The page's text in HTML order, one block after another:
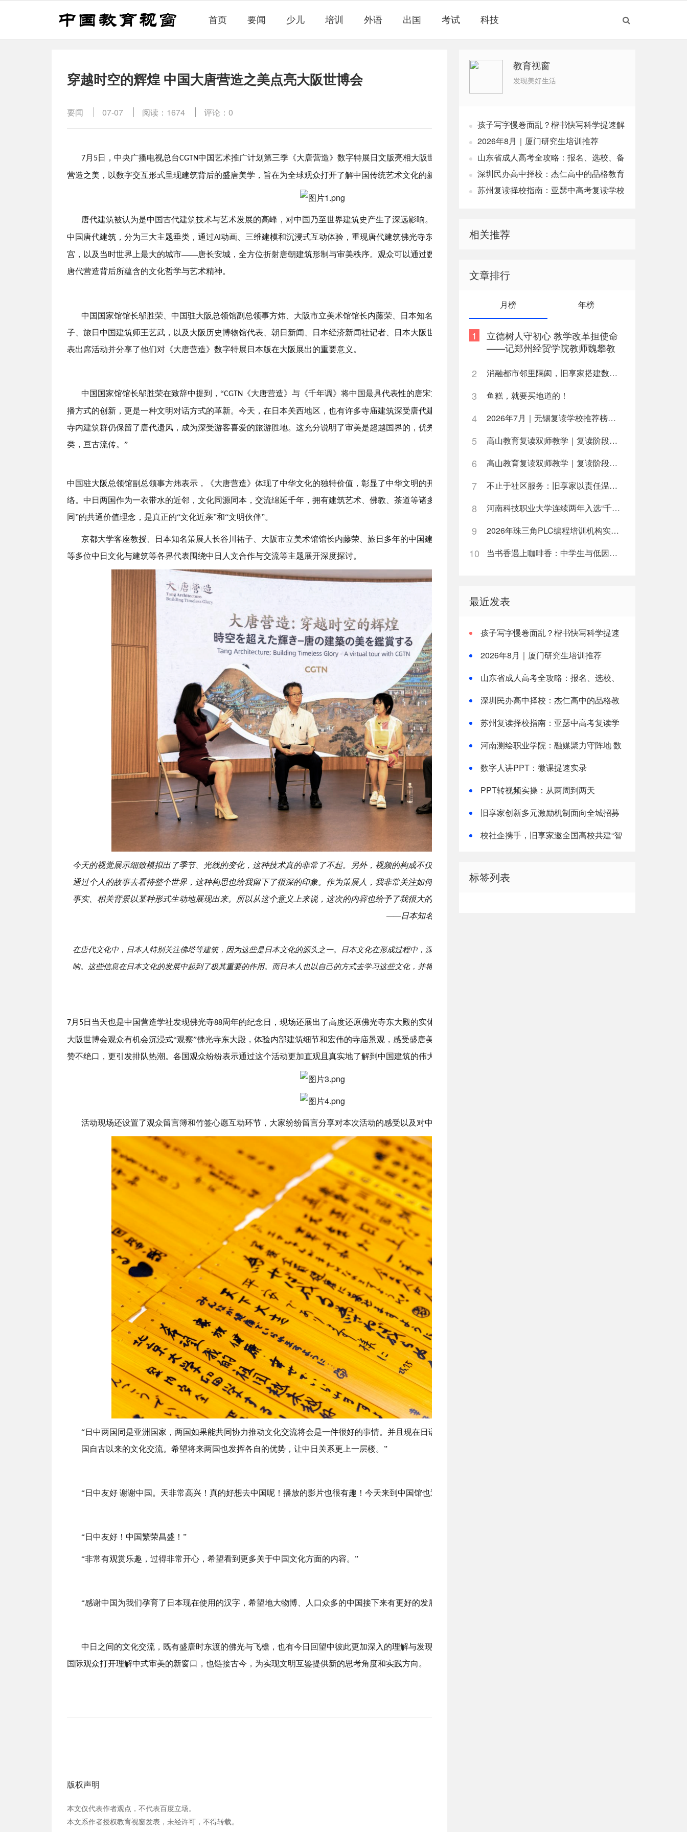
首页 要闻 少儿 培训 外语 出国 考试 科技
穿越时空的辉煌 中国大唐营造之美点亮大阪世博会
要闻 07-07 阅读：1674 评论：0
7月 5日，中央广播电视总台CGTN中国艺术推广计划第三季《大唐营造》数字特展日文版亮相大阪世博会中国馆。该数字特展围绕唐代木构
营造之美，以数字交互形式呈现建筑背后的盛唐美学，旨在为全球观众打开了解中国传统艺术文化的新窗口。
唐代建筑被认为是中国古代建筑技术与艺术发展的高峰，对中国乃至世界建筑史产生了深远影响。此次发布的
中国唐代建筑，分为三大主题垂类，通过AI 动画、三维建模和沉浸式互动体验，重现唐代建筑佛光寺东大殿、代表盛唐风貌的群体建筑大明
宫，以及当时世界上最大的城市——唐长安城，全方位折射唐朝建筑形制与审美秩序。观众可以通过数字方式“走进”千年前的城市空间，理解
唐代营造背后所蕴含的文化哲学与艺术精神。
中国国家馆馆长邬胜荣、中国驻大阪总领馆副总领事方炜、大阪市立美术馆馆长内藤荣、日本知名策展人、京都大学客座教授长谷川祐
子、旅日中国建筑师王艺武，以及大阪历史博物馆代表、朝日新闻、日本经济新闻社记者、日本大阪世博会媒体推广负责人等中日文化各界代
表出席活动并分享了他们对《大唐营造》数字特展日本版在大阪展出的重要意义。
中国国家馆馆长邬胜荣在致辞中提到， “CGTN
《大唐营造》与《千年调》将中国最具代表性的唐宋文化艺术精粹推向世界。这不仅是一种传
播方式的创新，更是一种文明对话方式的革新。今天，在日本关西地区，也有许多寺庙建筑深受唐代建筑风格的影响。比如大阪的四天王寺，
寺内建筑群仍保留了唐代遗风，成为深受游客喜爱的旅游胜地。这充分说明了审美是超越国界的，优秀的传统文化超越民族和地域，属于全人
类，亘古流传。”
中国驻大阪总领馆副总领事方炜表示，《大唐营造》体现了中华文化的独特价值，彰显了中华文明的开放胸怀，展现了中日文化交融的千年脉
络。中日两国作为一衣带水的近邻，文化同源同本，交流绵延千年，拥有建筑艺术、佛教、茶道等诸多共同文化资产，还有
同”的共通价值理念，是真正的“文化近亲”和“文明伙伴”。
京都大学客座教授、日本知名策展人长谷川祐子、大阪市立美术馆馆长内藤荣、旅日多年的中国建筑师王艺武，以及大阪历史博物馆代表
等多位中日文化与建筑等各界代表围绕中日人文合作与交流等主题展开深度探讨。
今天的视觉展示细致模拟出了季节、光线的变化，这种技术真的非常了不起。另外，视频的构成不仅是从建筑或城市的角度来讲故事，而是
通过个人的故事去看待整个世界，这种构思也给我留下了很深的印象。作为策展人，我非常关注如何在人们无法身临其境的情况下，将历史
事实、相关背景以某种形式生动地展现出来。所以从这个意义上来说，这次的内容也给予了我很大的启发。
——日本知名策展人、京都大学客座教授长谷川祐子
在唐代文化中，日本人特别关注佛塔等建筑，因为这些是日本文化的源头之一。日本文化在形成过程中，深受来自中国、特别是遣唐使带回的信息影
响。这些信息在日本文化的发展中起到了极其重要的作用。而日本人也以自己的方式去学习这些文化，并将其融入自身的文化体系中。
7月 5日当天也是中国营造学社发现佛光寺88周年的纪念日，现场还展出了高度还原佛光寺东大殿的实体建筑模型，并同步推出
大阪世博会观众有机会沉浸式“观察”佛光寺东大殿，体验内部建筑细节和宏伟的寺庙景观，感受盛唐美学的震撼。身临其境的体验让现场观众
赞不绝口，更引发排队热潮。各国观众纷纷表示通过这个活动更加直观且真实地了解到中国建筑的伟大。
活动现场还设置了观众留言簿和竹签心愿互动环节，大家纷纷留言分享对本次活动的感受以及对中日友好的期待。
“日中两国同是亚洲国家，两国如果能共同协力推动文化交流将会是一件很好的事情。并且现在日语里的汉字里任意取出一个字都代表了两
国自古以来的文化交流。希望将来两国也发挥各自的优势，让中日关系更上一层楼。”
“日中友好 谢谢中国。天非常高兴！真的好想去中国呢！播放的影片也很有趣！今天来到中国馆也过得非常开心。”
“日中友好！中国繁荣昌盛！”
“非常有观赏乐趣，过得非常开心，希望看到更多关于中国文化方面的内容。”
“感谢中国为我们孕育了日本现在使用的汉字，希望地大物博、人口众多的中国接下来有更好的发展！加油！”
中日之间的文化交流，既有盛唐时东渡的佛光与飞檐，也有今日回望中彼此更加深入的理解与发现。此次数字特展突破传统形式，不仅为
国际观众打开理解中式审美的新窗口，也链接古今，为实现文明互鉴提供新的思考角度和实践方向。
版权声明
本文仅代表作者观点，不代表百度立场。
本文系作者授权教育视窗发表，未经许可，不得转载。
教育视窗
发现美好生活
孩子写字慢卷面乱？楷书快写科学提速解
析 2026年8月｜厦门研究生培训推荐
山东省成人高考全攻略：报名、选校、备
考全指南
深圳民办高中择校：杰仁高中的品格教育
实践苏州复读择校指南：亚瑟中高考复读学校
相关推荐
文章排行
月榜 年榜
1
立德树人守初心 教学改革担使命
——记郑州经贸学院教师魏攀教
2
消融都市邻里隔阂，旧享家搭建数字化桥梁，打通公益帮扶与社区需
3 鱼糕，就要买地道的！
4 2026年7月｜无锡复读学校推荐榜深度解析
5 高山教育复读双师教学｜复读阶段如何高效利用学习时间
6 高山教育复读双师教学｜复读阶段如何高效利用每日学习时间
7 不止于社区服务：旧享家以责任温度筑牢民生底色
8 河南科技职业大学连续两年入选“千团万人推普强国行”全国重点团队
9 2026年珠三角PLC编程培训机构实战能力榜单
10 当书香遇上咖啡香：中学生与低因咖啡的健康邂逅
最近发表
孩子写字慢卷面乱？楷书快写科学提速
2026年8月｜厦门研究生培训推荐
山东省成人高考全攻略：报名、选校、
深圳民办高中择校：杰仁高中的品格教
苏州复读择校指南：亚瑟中高考复读学
河南测绘职业学院：融媒聚力守阵地 数
数字人讲PPT：微课提速实录
PPT转视频实操：从两周到两天
旧享家创新多元激励机制面向全城招募
校社企携手，旧享家邀全国高校共建“智
标签列表